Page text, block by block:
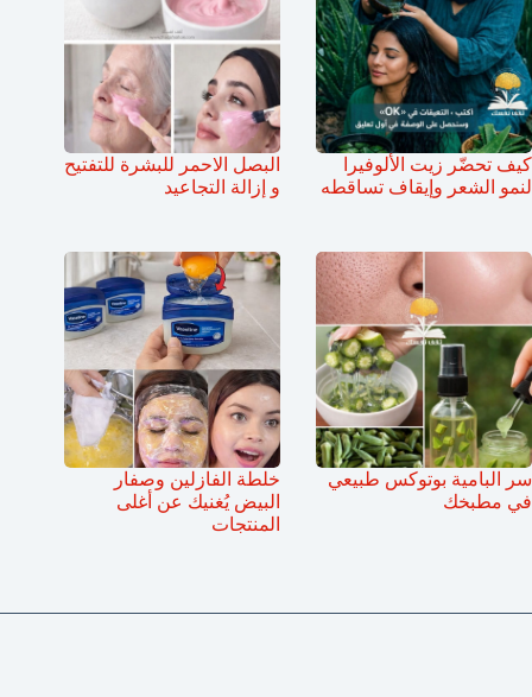
كيف تحضّر زيت الألوفيرا
لنمو الشعر وإيقاف تساقطه
البصل الاحمر للبشرة للتفتيح
و إزالة التجاعيد
سر البامية بوتوكس طبيعي
في مطبخك
خلطة الفازلين وصفار
البيض يُغنيك عن أغلى
المنتجات